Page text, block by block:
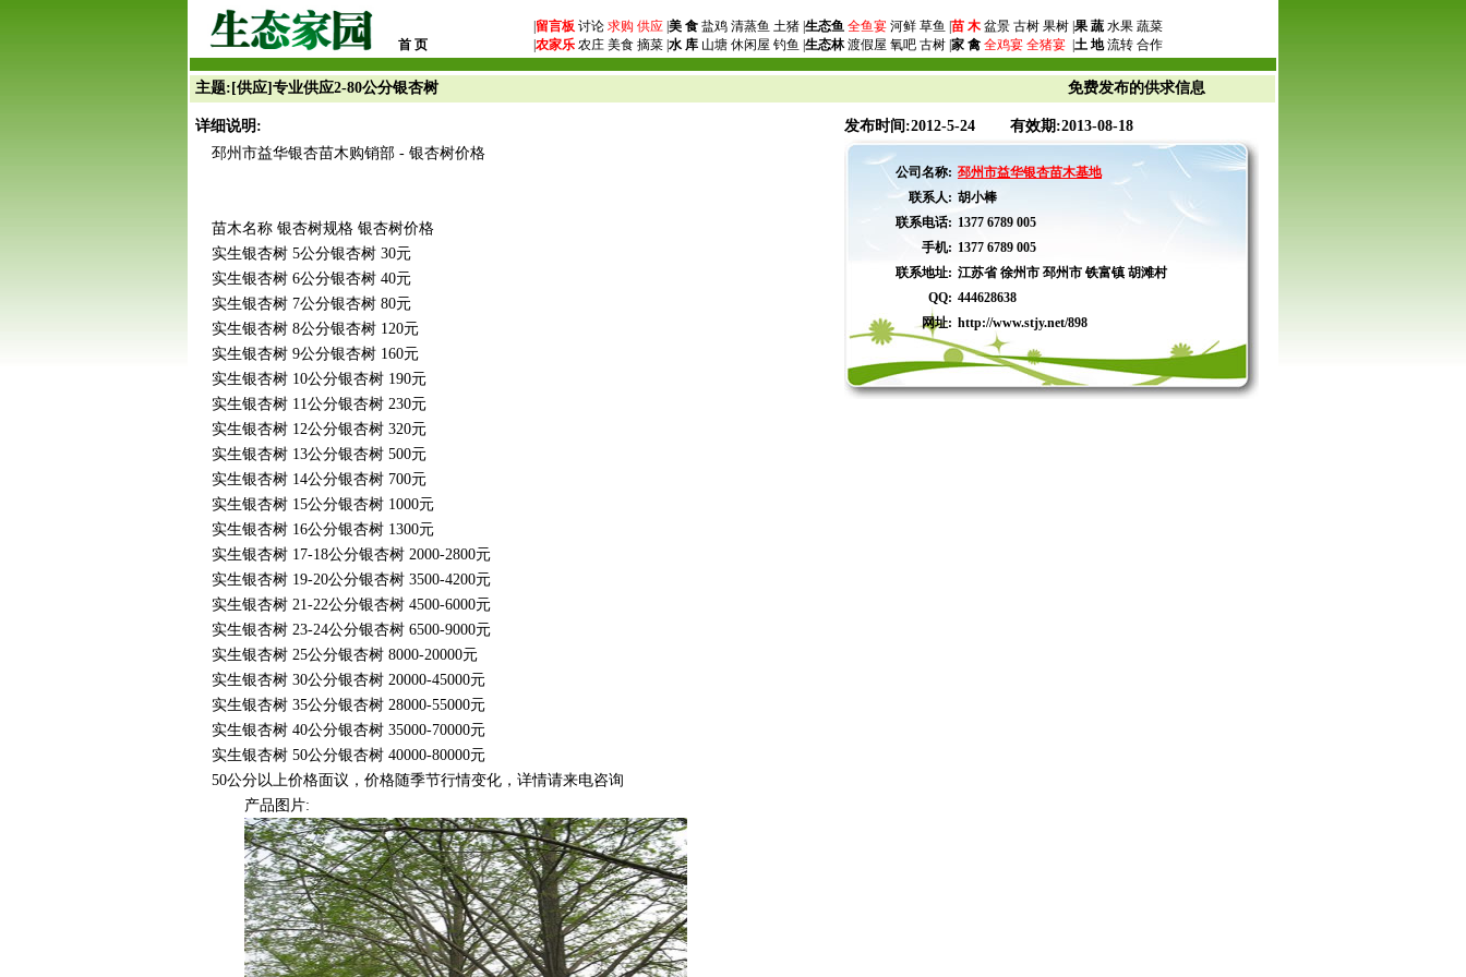
首 页
留言板 讨论 求购 供应 美 食 盐鸡 清蒸鱼 土猪 | 生态鱼 全鱼宴 河鲜 草鱼 | 苗 木 盆景 古树 果树 | 果 蔬水果 蔬菜
农家乐 农庄 美食 摘菜 | 水 库 山塘 休闲屋 钓鱼 | 生态林 渡假屋 氧吧 古树 | 家 禽 全鸡宴 全猪宴 土 地流转 合作
主题:[供应]专业供应2-80公分银杏树 免费发布的供求信息
详细说明:
邳州市益华银杏苗木购销部 - 银杏树价格
苗木名称 银杏树规格 银杏树价格
实生银杏树 5公分银杏树 30元
实生银杏树 6公分银杏树 40元
实生银杏树 7公分银杏树 80元
实生银杏树 8公分银杏树 120元
实生银杏树 9公分银杏树 160元
实生银杏树 10公分银杏树 190元
实生银杏树 11公分银杏树 230元
实生银杏树 12公分银杏树 320元
实生银杏树 13公分银杏树 500元
实生银杏树 14公分银杏树 700元
实生银杏树 15公分银杏树 1000元
实生银杏树 16公分银杏树 1300元
实生银杏树 17-18公分银杏树 2000-2800元
实生银杏树 19-20公分银杏树 3500-4200元
实生银杏树 21-22公分银杏树 4500-6000元
实生银杏树 23-24公分银杏树 6500-9000元
实生银杏树 25公分银杏树 8000-20000元
实生银杏树 30公分银杏树 20000-45000元
实生银杏树 35公分银杏树 28000-55000元
实生银杏树 40公分银杏树 35000-70000元
实生银杏树 50公分银杏树 40000-80000元
50公分以上价格面议，价格随季节行情变化，详情请来电咨询
产品图片:
发布时间:2012-5-24 有效期:2013-08-18
公司名称: 邳州市益华银杏苗木基地
联系人: 胡小棒
联系电话: 1377 6789 005
手机: 1377 6789 005
联系地址: 江苏省 徐州市 邳州市 铁富镇 胡滩村
QQ: 444628638
网址: http://www.stjy.net/898